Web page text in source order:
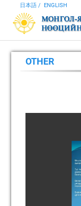
日本語 ENGLISH
OTHER